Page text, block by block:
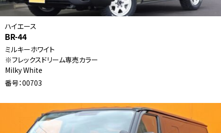
ハイエース
BR-44
ミルキーホワイト
※フレックスドリーム専売カラー
Milky White
番号：00703